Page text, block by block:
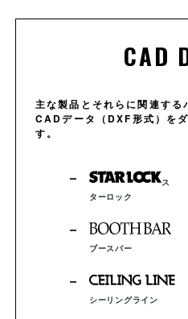
CAD
主な製品とそれらに関連する
CADデータ（DXF形式）を
す。
ス
ターロック
ブースバー
シーリングライン